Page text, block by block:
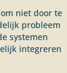
niet door te
probleem
systemen
integreren